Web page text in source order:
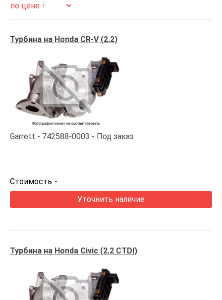
Турбина на Honda CR-V (2.2)
Garrett 742588-0003 Под заказ
Стоимость -
Уточнить наличие
Турбина на Honda Civic (2.2 CTDI)